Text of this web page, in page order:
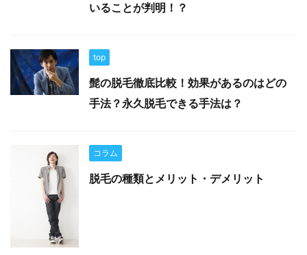
いることが判明！？
top
髭の脱毛徹底比較！効果があるのはどの
手法？永久脱毛できる手法は？
コラム
脱毛の種類とメリット・デメリット